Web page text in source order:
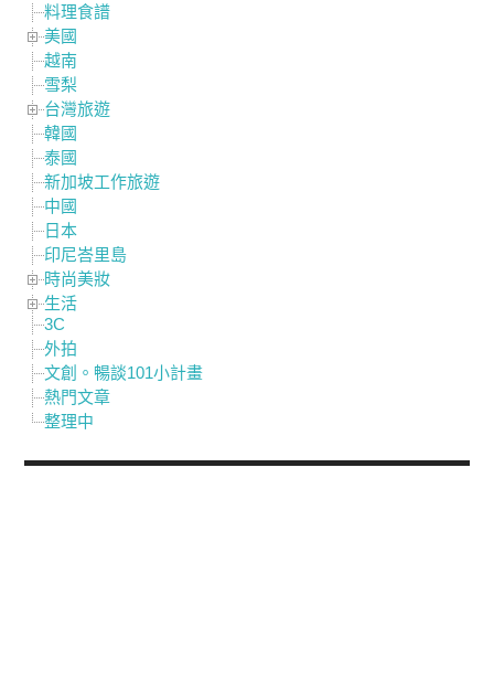
料理食譜
美國
越南
雪梨
台灣旅遊
韓國
泰國
新加坡工作旅遊
中國
日本
印尼峇里島
時尚美妝
生活
3C
外拍
文創。暢談101小計畫
熱門文章
整理中